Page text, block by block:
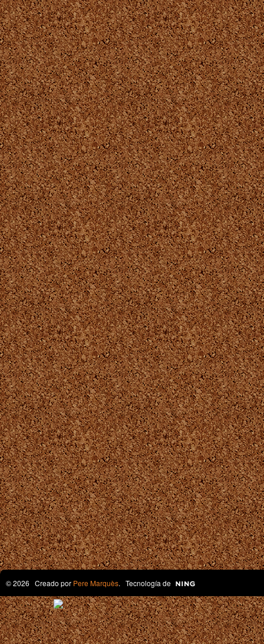
© 2026 Creado por Pere Marquès. Tecnología de